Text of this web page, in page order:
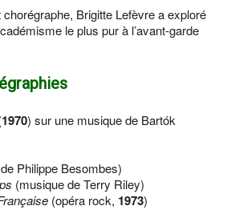
chorégraphe, Brigitte Lefèvre a exploré
le plus pur à l’avant-garde
1970) sur une musique de Bartók
Philippe Besombes)
(musique de Terry Riley)
(opéra rock, 1973)